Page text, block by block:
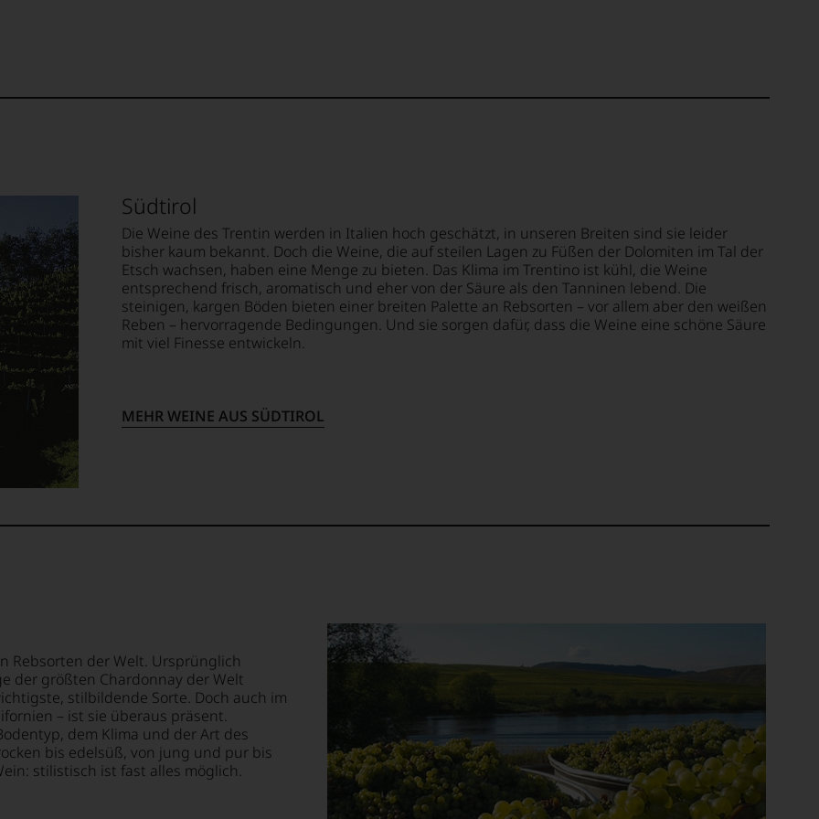
Südtirol
Die Weine des Trentin werden in Italien hoch geschätzt, in unseren Breiten sind sie leider
bisher kaum bekannt. Doch die Weine, die auf steilen Lagen zu Füßen der Dolomiten im Tal der
Etsch wachsen, haben eine Menge zu bieten. Das Klima im Trentino ist kühl, die Weine
entsprechend frisch, aromatisch und eher von der Säure als den Tanninen lebend. Die
steinigen, kargen Böden bieten einer breiten Palette an Rebsorten – vor allem aber den weißen
Reben – hervorragende Bedingungen. Und sie sorgen dafür, dass die Weine eine schöne Säure
mit viel Finesse entwickeln.
MEHR WEINE AUS SÜDTIROL
Rebsorten der Welt. Ursprünglich
der größten Chardonnay der Welt
stilbildende Sorte. Doch auch im
– ist sie überaus präsent.
dem Klima und der Art des
bis edelsüß, von jung und pur bis
stilistisch ist fast alles möglich.